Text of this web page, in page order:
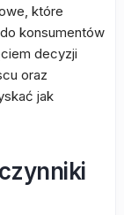
które
konsumentów
decyzji
oraz
jak